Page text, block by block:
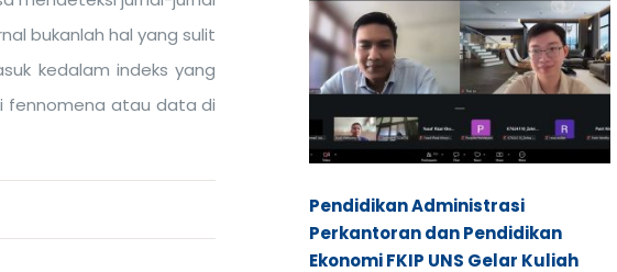
bukanlah hal yang sulit
kedalam indeks yang
fennomena atau data di
Pendidikan Administrasi
Perkantoran dan Pendidikan
Ekonomi FKIP UNS Gelar Kuliah